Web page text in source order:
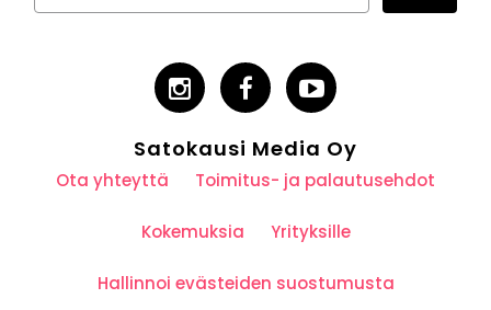
Satokausi Media Oy
Ota yhteyttä Toimitus- ja palautusehdot
Kokemuksia Yrityksille
Hallinnoi evästeiden suostumusta